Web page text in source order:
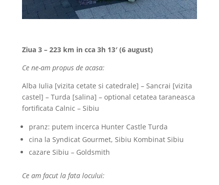
Ziua 3 – 223 km in cca 3h 13′ (6 august)
Ce ne-am propus de acasa:
Alba Iulia [vizita cetate si catedrale] – Sancrai [vizita
castel] – Turda [salina] – optional cetatea taraneasca
fortificata Calnic – Sibiu
pranz: putem incerca Hunter Castle Turda
cina la Syndicat Gourmet, Sibiu Kombinat Sibiu
cazare Sibiu – Goldsmith
Ce am facut la fata locului: